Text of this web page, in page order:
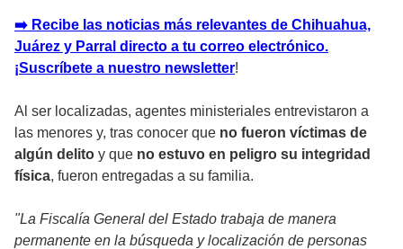
➡️ Recibe las noticias más relevantes de Chihuahua,
Juárez y Parral directo a tu correo electrónico.
¡Suscríbete a nuestro newsletter!
Al ser localizadas, agentes ministeriales entrevistaron a
las menores y, tras conocer que no fueron víctimas de
algún delito y que no estuvo en peligro su integridad
física, fueron entregadas a su familia.
"La Fiscalía General del Estado trabaja de manera
permanente en la búsqueda y localización de personas